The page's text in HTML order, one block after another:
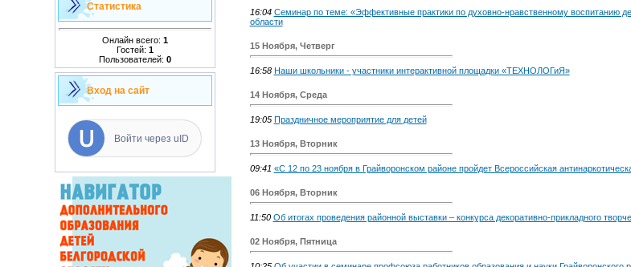
Статистика
Онлайн всего: 1
Гостей: 1
Пользователей: 0
Вход на сайт
Войти через uID
16:04 Семинар по теме: «Эффективные практики по духовно-нравственному воспитанию
области
15 Ноября, Четверг
16:58 Наши школьники - участники интерактивной площадки «ТЕХНОЛОГиЯ»
14 Ноября, Среда
19:05 Праздничное мероприятие для детей
13 Ноября, Вторник
09:41 «С 12 по 23 ноября в Грайворонском районе пройдет Всероссийская
06 Ноября, Вторник
11:50 Об итогах проведения районной выставки – конкурса декоративно-прикладного
02 Ноября, Пятница